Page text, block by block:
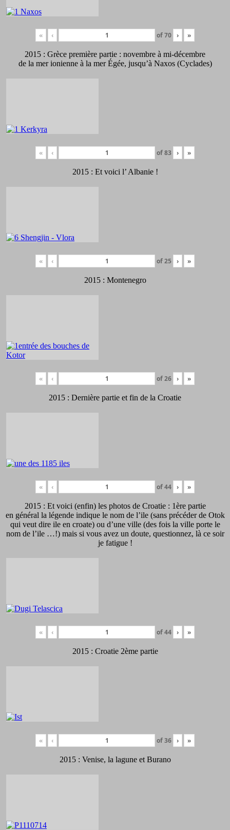
« ‹ of70 › »
2015 : Grèce première partie : novembre à mi-décembre
de la mer ionienne à la mer Égée, jusqu’à Naxos (Cyclades)
« ‹ of83 › »
2015 : Et voici l’ Albanie !
« ‹ of25 › »
2015 : Montenegro
« ‹ of26 › »
2015 : Dernière partie et fin de la Croatie
« ‹ of44 › »
2015 : Et voici (enfin) les photos de Croatie : 1ère partie
en général la légende indique le nom de l’ile (sans précéder de Otok
qui veut dire ile en croate) ou d’une ville (des fois la ville porte le
nom de l’ile …!) mais si vous avez un doute, questionnez, là ce soir
je fatigue !
« ‹ of44 › »
2015 : Croatie 2ème partie
« ‹ of36 › »
2015 : Venise, la lagune et Burano